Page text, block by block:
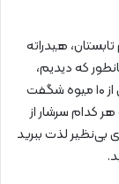
هیدراته
که دیدیم،
نیازی نیست تنها به آب ساده اکتفا کنید. با بهره‌گیری از ۱۰ میوه شگفت
کدام سرشار از
لذت ببرید